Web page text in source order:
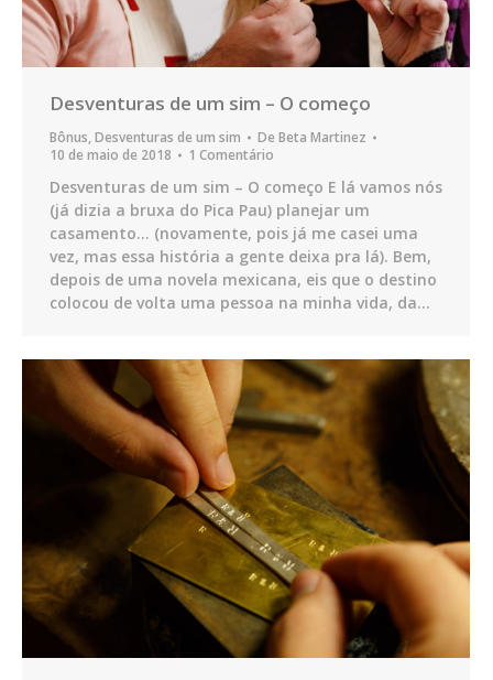
Desventuras de um sim – O começo
Bônus,Desventuras de um sim De Beta Martinez
10 de maio de 2018
1 Comentário
Desventuras de um sim – O começo E lá vamos nós
(já dizia a bruxa do Pica Pau) planejar um
casamento… (novamente, pois já me casei uma
vez, mas essa história a gente deixa pra lá). Bem,
depois de uma novela mexicana, eis que o destino
colocou de volta uma pessoa na minha vida, da…